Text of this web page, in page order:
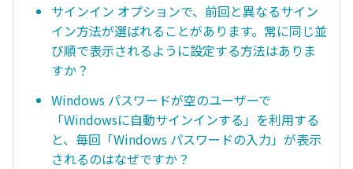
サインイン オプションで、前回と異なるサイン
イン方法が選ばれることがあります。常に同じ並
び順で表示されるように設定する方法はありま
すか？
Windows パスワードが空のユーザーで
「Windowsに自動サインインする」を利用する
と、毎回「Windows パスワードの入力」が表示
されるのはなぜですか？